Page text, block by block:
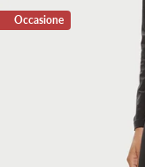
Occasione